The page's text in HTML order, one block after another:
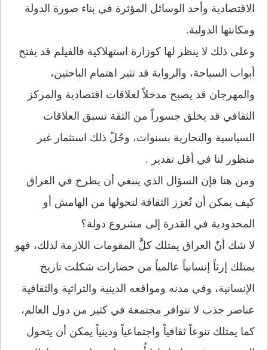
الاقتصادية وأحد الوسائل المؤثرة في بناء صورة الدولة
ومكانتها الدولية.
وعلى ذلك لا ينظر لها كوزارة استهلاكية فالفيلم قد يفتح
أبواب السياحة، والرواية قد تثير اهتمام الباحثين،
والمهرجان قد يصبح مدخلاً لعلاقات اقتصادية والمركز
الثقافي قد يخلق جسوراً من الثقة تسبق العلاقات
السياسية والتجارية بسنوات، وجُلّ ذلك استثمار غير
منظور لنا في أقل تقدير .
ومن هنا فإن السؤال الذي ينبغي أن يطرح في العراق
كيف يمكن أن نُعزز الثقافة لنحولها من الهامش أو
المحدودية في القدرة إلى مشروع دولة؟
لا شك أنّ العراق يمتلك كلَّ المقومات اللازمة لذلك، فهو
يمتلك إرثاً إنسانياً عالمياً من حضارات شكلت تاريخ
الإنسانية، وفي مدنه ومواقعه الدينية والتراثية والثقافية
عناصر جذب لا تتوافر مجتمعة في كثير من دول العالم،
كما يمتلك تنوعاً ثقافياً واجتماعياً ودينياً يمكن أن يتحول